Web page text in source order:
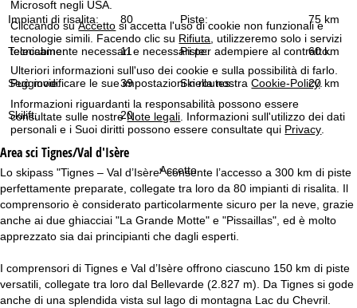
Microsoft negli USA.
Cliccando suAccetto si accetta l'uso di cookie non funzionali e
tecnologie simili. Facendo clic su Rifiuta , utilizzeremo solo i servizi
tecnicamente necessari e necessari per adempiere al contratto.
Ulteriori informazioni sull'uso dei cookie e sulla possibilità di farlo.
Può modificare le sue impostazioni nella nostraCookie-Policy.
Informazioni riguardanti la responsabilità possono essere
consultate sulle nostreNote legali . Informazioni sull'utilizzo dei dati
personali e i Suoi diritti possono essere consultate qui Privacy
Accetto
e
Impianti di risalita: 80 Piste: 75 km
Telecabine: 11 Piste: 60 km
Seggiovie: 39 Ski routes: 20 km
Skilift: 20
Area sci Tignes/Val d'Isère
Lo skipass "Tignes – Val d’Isère" consente l’accesso a 300 km di piste
perfettamente preparate, collegate tra loro da 80 impianti di risalita. Il
comprensorio è considerato particolarmente sicuro per la neve, grazie
anche ai due ghiacciai "La Grande Motte" e "Pissaillas", ed è molto
apprezzato sia dai principianti che dagli esperti.
I comprensori di Tignes e Val d’Isère offrono ciascuno 150 km di piste
versatili, collegate tra loro dal Bellevarde (2.827 m). Da Tignes si gode
anche di una splendida vista sul lago di montagna Lac du Chevril.